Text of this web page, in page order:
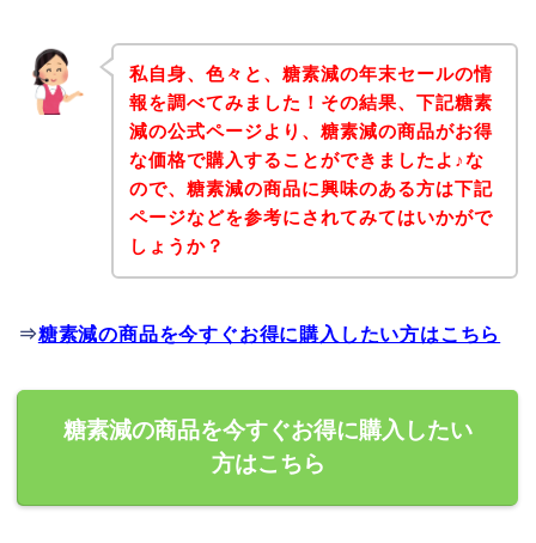
私自身、色々と、糖素減の年末セールの情
報を調べてみました！その結果、下記糖素
減の公式ページより、糖素減の商品がお得
な価格で購入することができましたよ♪な
ので、糖素減の商品に興味のある方は下記
ページなどを参考にされてみてはいかがで
しょうか？
⇒糖素減の商品を今すぐお得に購入したい方はこちら
糖素減の商品を今すぐお得に購入したい
方はこちら